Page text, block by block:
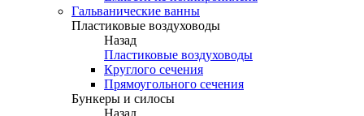
Гальванические ванны
Пластиковые воздуховоды
Назад
Пластиковые воздуховоды
Круглого сечения
Прямоугольного сечения
Бункеры и силосы
Назад